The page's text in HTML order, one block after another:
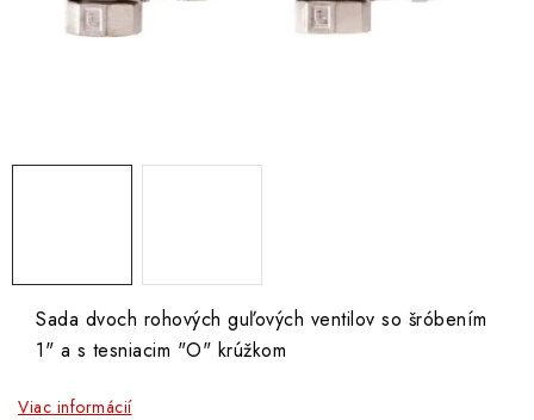
Doprava a Platba
Sada dvoch rohových guľových ventilov so šróbením
1" a s tesniacim "O" krúžkom
Viac informácií